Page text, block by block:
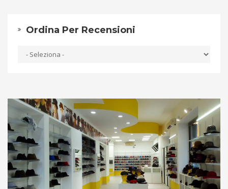
Ordina Per Recensioni